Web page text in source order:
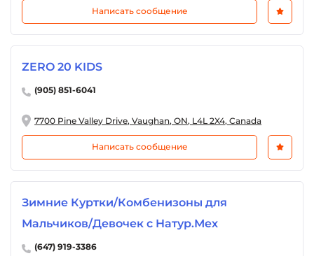
Написать сообщение
ZERO 20 KIDS
(905) 851-6041
7700 Pine Valley Drive, Vaughan, ON, L4L 2X4, Canada
Написать сообщение
Зимние Куртки/Комбенизоны для
Мальчиков/Девочек с Натур.Мех
(647) 919-3386